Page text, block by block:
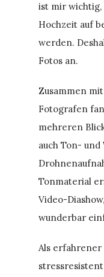
ist mir wichtig,
Hochzeit auf
werden.
Fotos an.
Zusammen
Fotografen
mehreren
auch Ton-
Tonmaterial
Video-
wunderbar
Als